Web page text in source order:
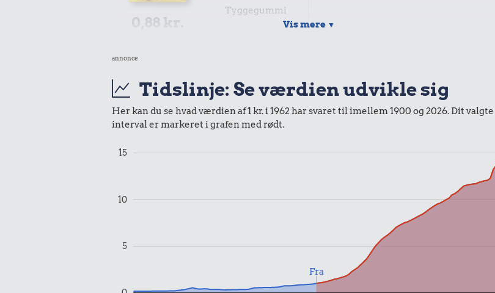
0,88 kr.
Tyggegummi
0,95 kr.
Samlet pris i 1962
1,00 kr.
Samlet pris i 2025
Oldmoney. Priser i datidskroner er på baggrund af forbrugerprisindekset fra Danmarks Statistik.
Vis mere ▼
annonce
Tidslinje: Se værdien udvikle sig
Her kan du se hvad værdien af 1 kr. i 1962 har svaret til imellem 1900 og 2026. Dit valgte
interval er markeret i grafen med rødt.
5
10
15
Fra